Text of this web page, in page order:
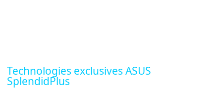
Technologies exclusives ASUS
SplendidPlus